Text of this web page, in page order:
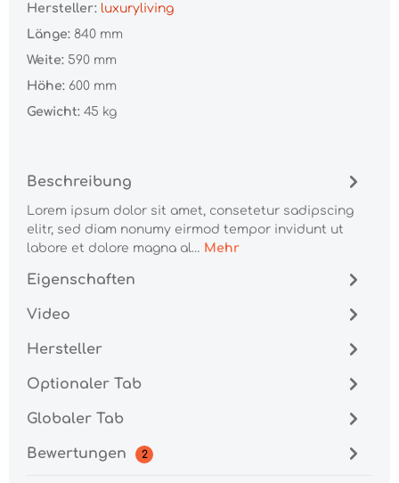
Hersteller: luxuryliving
Länge: 840 mm
Weite: 590 mm
Höhe: 600 mm
Gewicht: 45 kg
Beschreibung
Lorem ipsum dolor sit amet, consetetur sadipscing
elitr, sed diam nonumy eirmod tempor invidunt ut
labore et dolore magna al… Mehr
Eigenschaften
Video
Hersteller
Optionaler Tab
Globaler Tab
Bewertungen 2